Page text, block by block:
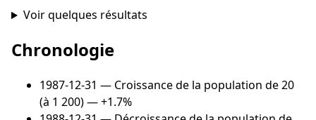
Voir quelques résultats
Chronologie
1987-12-31 — Croissance de la population de 20
(à 1 200) — +1.7%